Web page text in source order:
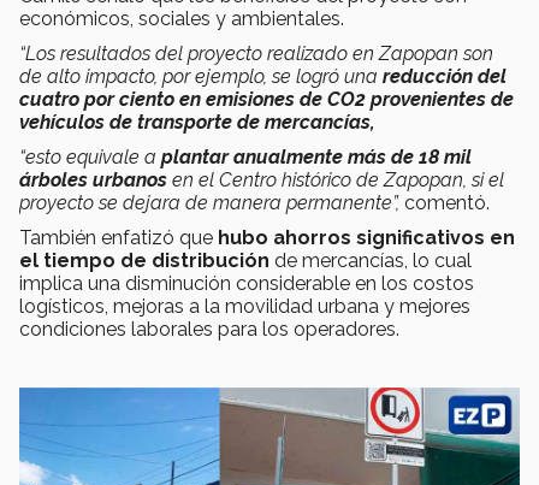
económicos, sociales y ambientales.
“Los resultados del proyecto realizado en Zapopan son
de alto impacto, por ejemplo, se logró una reducción del
cuatro por ciento en emisiones de CO2 provenientes de
vehículos de transporte de mercancías,
“esto equivale a plantar anualmente más de 18 mil
árboles urbanos en el Centro histórico de Zapopan, si el
proyecto se dejara de manera permanente”, comentó.
También enfatizó que hubo ahorros significativos en
el tiempo de distribución de mercancías, lo cual
implica una disminución considerable en los costos
logísticos, mejoras a la movilidad urbana y mejores
condiciones laborales para los operadores.